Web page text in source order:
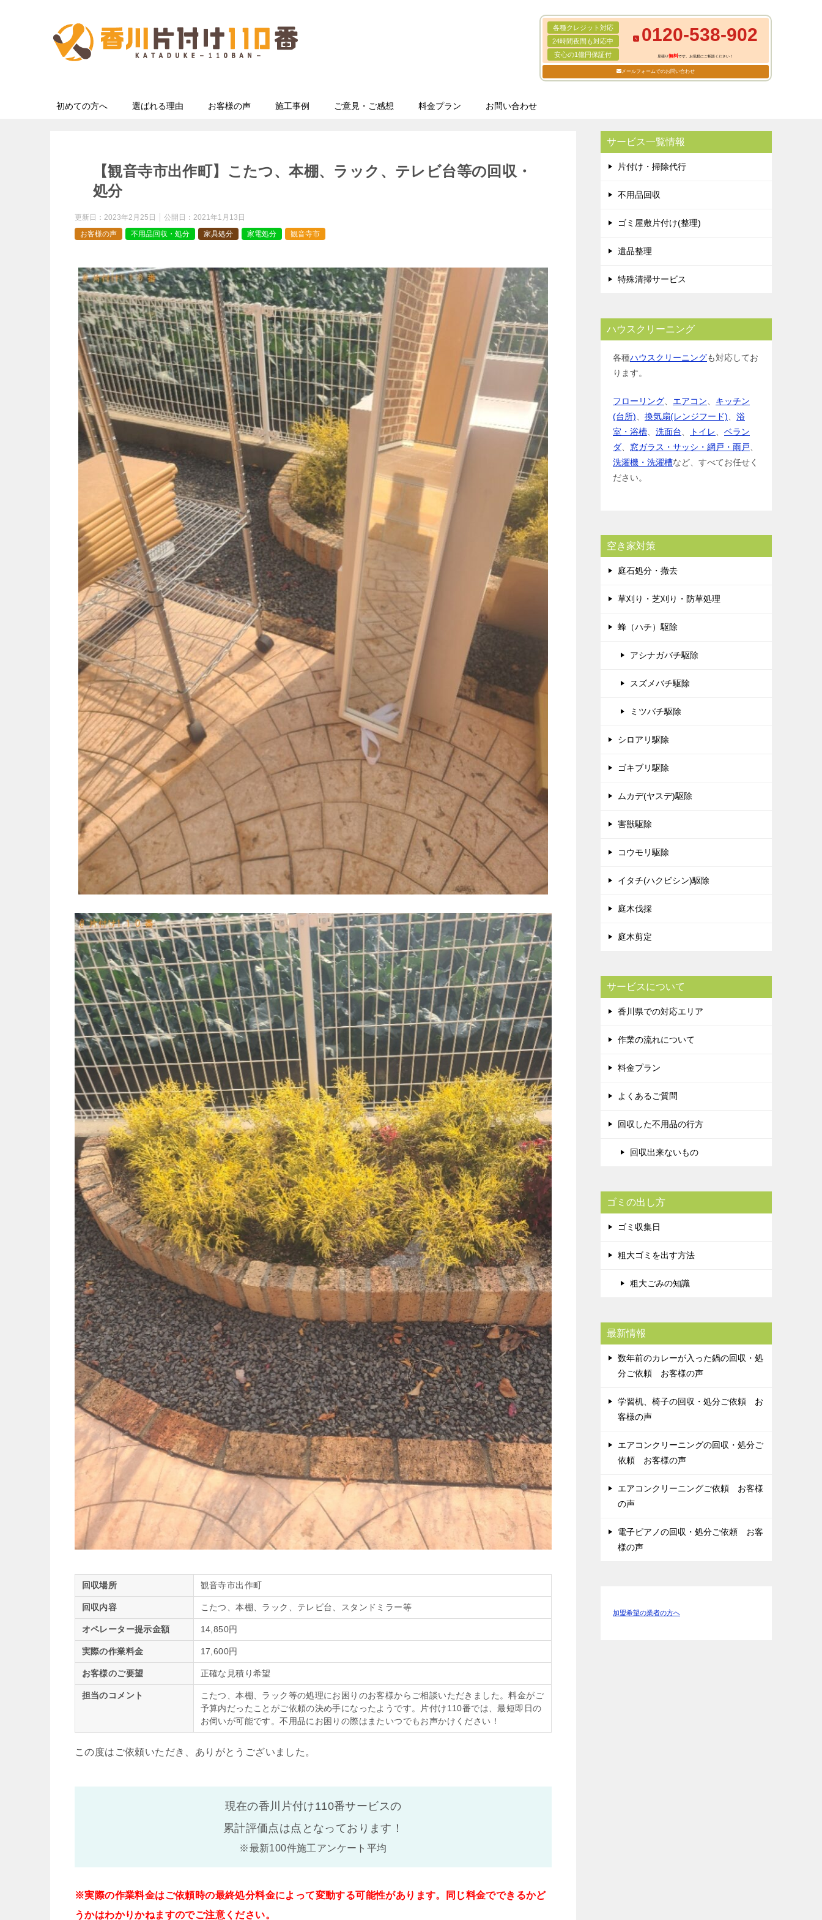
各種クレジット対応
24時間夜間も対応中
安心の1億円保証付
0120-538-902
見積り無料です。お気軽にご相談ください！
メールフォームでのお問い合わせ
初めての方へ 選ばれる理由 お客様の声 施工事例 ご意見・ご感想 料金プラン お問い合わせ
【観音寺市出作町】こたつ、本棚、ラック、テレビ台等の回収・
処分
更新日： 2023年2月25日 公開日： 2021年1月13日
お客様の声
不用品回収・処分 家具処分 家電処分 観音寺市
回収場所 観音寺市出作町
回収内容 こたつ、本棚、ラック、テレビ台、スタンドミラー等
オペレーター提示金額 14,850円
実際の作業料金 17,600円
お客様のご要望 正確な見積り希望
担当のコメント
こたつ、本棚、ラック等の処理にお困りのお客様からご相談いただきました。料金がご
予算内だったことがご依頼の決め手になったようです。片付け110番では、最短即日の
お伺いが可能です。不用品にお困りの際はまたいつでもお声かけください！
この度はご依頼いただき、ありがとうございました。
現在の香川片付け110番サービスの
累計評価点は点となっております！
※最新100件施工アンケート平均
※実際の作業料金はご依頼時の最終処分料金によって変動する可能性があります。同じ料金でできるかど
うかはわかりかねますのでご注意ください。
サービス一覧情報
片付け・掃除代行
不用品回収
ゴミ屋敷片付け(整理)
遺品整理
特殊清掃サービス
ハウスクリーニング
各種ハウスクリーニングも対応してお
ります。
フローリング エアコン
キッチン
(台所)
換気扇(レンジフード)
浴
室・浴槽
洗面台 トイレ
ベラン
ダ
窓ガラス・サッシ・網戸・雨戸
洗濯機・洗濯槽など、すべてお任せく
ださい。
空き家対策
庭石処分・撤去
草刈り・芝刈り・防草処理
蜂（ハチ）駆除
アシナガバチ駆除
スズメバチ駆除
ミツバチ駆除
シロアリ駆除
ゴキブリ駆除
ムカデ(ヤスデ)駆除
害獣駆除
コウモリ駆除
イタチ(ハクビシン)駆除
庭木伐採
庭木剪定
サービスについて
香川県での対応エリア
作業の流れについて
料金プラン
よくあるご質問
回収した不用品の行方
回収出来ないもの
ゴミの出し方
ゴミ収集日
粗大ゴミを出す方法
粗大ごみの知識
最新情報
数年前のカレーが入った鍋の回収・処
分ご依頼 お客様の声
学習机、椅子の回収・処分ご依頼 お
客様の声
エアコンクリーニングの回収・処分ご
依頼 お客様の声
エアコンクリーニングご依頼 お客様
の声
電子ピアノの回収・処分ご依頼 お客
様の声
加盟希望の業者の方へ